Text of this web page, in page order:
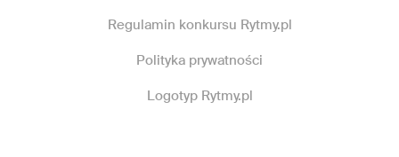
Regulamin konkursu Rytmy.pl
Polityka prywatności
Logotyp Rytmy.pl